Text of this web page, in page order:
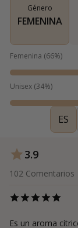
Género
FEMENINA
Femenina (66%)
Unisex (34%)
ES
3.9
102 Comentarios
Es un aroma